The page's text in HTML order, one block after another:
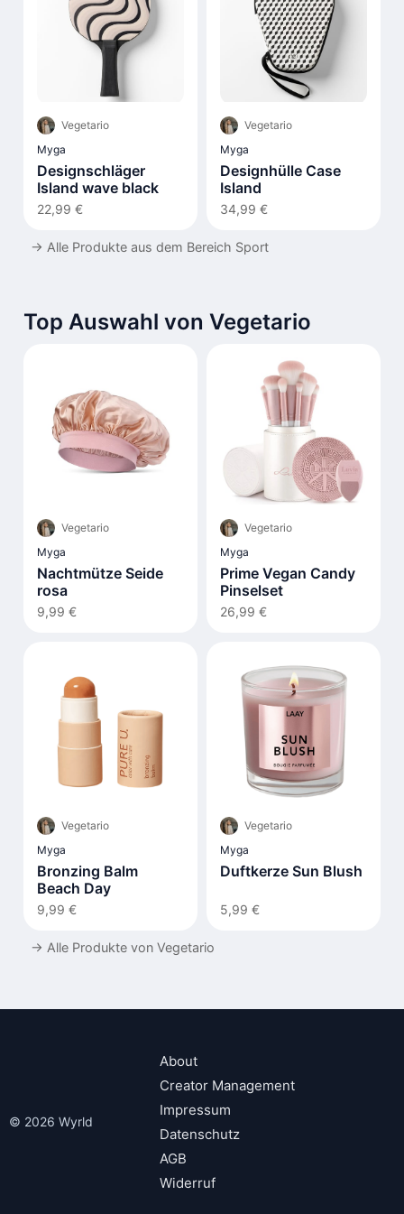
Vegetario
Myga
Designschläger
Island wave black
22,99 €
Vegetario
Myga
Designhülle Case
Island
34,99 €
→ Alle Produkte aus dem Bereich Sport
Top Auswahl von Vegetario
Vegetario
Myga
Nachtmütze Seide
rosa
9,99 €
Vegetario
Myga
Prime Vegan Candy
Pinselset
26,99 €
Vegetario
Myga
Bronzing Balm
Beach Day
9,99 €
Vegetario
Myga
Duftkerze Sun Blush
5,99 €
→ Alle Produkte von Vegetario
© 2026 Wyrld
About
Creator Management
Impressum
Datenschutz
AGB
Widerruf